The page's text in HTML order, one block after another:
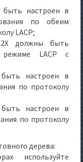
быть настроен в
по обеим
LACP;
должны быть
режиме LACP с
настроен в
по протоколу
настроен в
по протоколу
дерева:
используйте